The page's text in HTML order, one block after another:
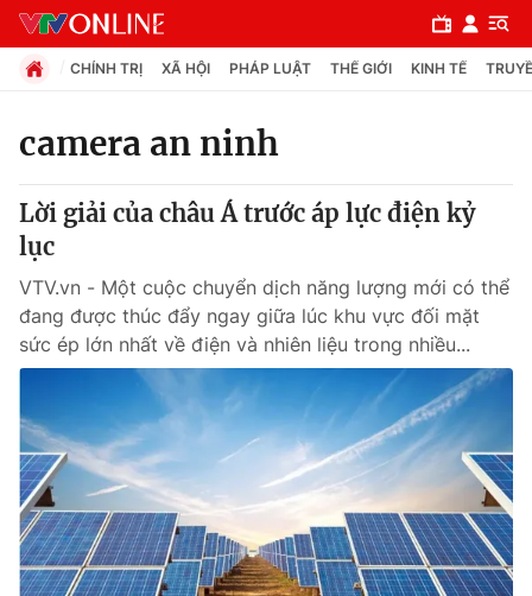
Chuyên mục
Chính trị
Xã hội
Pháp luật
Y tế
Thế giới
Tin tức
Kinh tế
CHÍNH TRỊ XÃ HỘI PHÁP LUẬT THẾ GIỚI KINH TẾ
camera an ninh
Lời giải của châu Á trước áp lực điện kỷ
lục
VTV.vn - Một cuộc chuyển dịch năng lượng mới có thể
đang được thúc đẩy ngay giữa lúc khu vực đối mặt
sức ép lớn nhất về điện và nhiên liệu trong nhiều...